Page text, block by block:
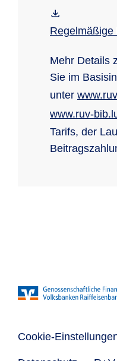
Regelmäßige
Mehr Details
Sie im
unter
www.ruv-
Tarifs, der
Cookie-